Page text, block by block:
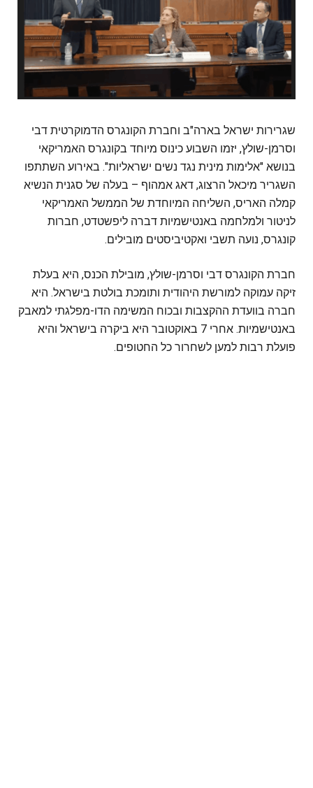
שגרירות ישראל בארה"ב וחברת הקונגרס הדמוקרטית דבי
וסרמן-שולץ, יזמו השבוע כינוס מיוחד בקונגרס האמריקאי
בנושא "אלימות מינית נגד נשים ישראליות". באירוע השתתפו
השגריר מיכאל הרצוג, דאג אמהוף – בעלה של סגנית הנשיא
קמלה האריס, השליחה המיוחדת של הממשל האמריקאי
לניטור ולמלחמה באנטישמיות דברה ליפשטדט, חברות
קונגרס, נועה תשבי ואקטיביסטים מובילים.
חברת הקונגרס דבי וסרמן-שולץ, מובילת הכנס, היא בעלת
זיקה עמוקה למורשת היהודית ותומכת בולטת בישראל. היא
חברה בוועדת ההקצבות ובכוח המשימה הדו-מפלגתי למאבק
באנטישמיות. אחרי 7 באוקטובר היא ביקרה בישראל והיא
פועלת רבות למען לשחרור כל החטופים.